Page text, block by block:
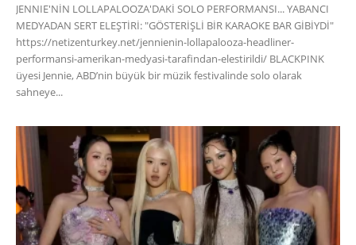
JENNIE'NİN LOLLAPALOOZA'DAKİ SOLO PERFORMANSI... YABANCI
MEDYADAN SERT ELEŞTİRİ: "GÖSTERİŞLİ BİR KARAOKE BAR GİBİYDİ"
https://netizenturkey.net/jennienin-lollapalooza-headliner-
performansi-amerikan-medyasi-tarafindan-elestirildi/ BLACKPINK
üyesi Jennie, ABD’nin büyük bir müzik festivalinde solo olarak
sahneye...